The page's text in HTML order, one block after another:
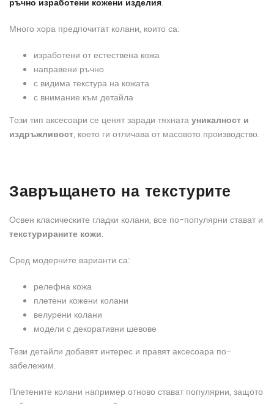
Много хора предпочитат колани, които са:
изработени от естествена кожа
направени ръчно
с видима текстура на кожата
с внимание към детайла
Този тип аксесоари се ценят заради тяхнатауникалност и
издръжливост, което ги отличава от масовото производство.
Завръщането на текстурите
Освен класическите гладки колани, все по-популярни стават и
текстурираните кожи.
Сред модерните варианти са:
релефна кожа
плетени кожени колани
велурени колани
модели с декоративни шевове
Тези детайли добавят интерес и правят аксесоара по-
забележим.
Плетените колани например отново стават популярни, защото